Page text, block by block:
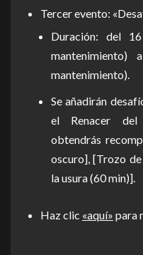
Tercer evento:
Duración: del
mantenimiento).
Se añadirán
el Renacer del
obtendrás
oscuro], [Trozo
la usura (60 min)].
Haz clic «aquí» para